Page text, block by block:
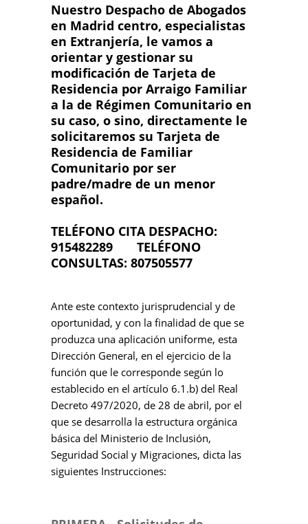
Nuestro Despacho de Abogados
en Madrid centro, especialistas
en Extranjería, le vamos a
orientar y gestionar su
modificación de Tarjeta de
Residencia por Arraigo Familiar
a la de Régimen Comunitario en
su caso, o sino, directamente le
solicitaremos su Tarjeta de
Residencia de Familiar
Comunitario por ser
padre/madre de un menor
español.
TELÉFONO CITA DESPACHO:
915482289 TELÉFONO
CONSULTAS: 807505577
Ante este contexto jurisprudencial y de
oportunidad, y con la finalidad de que se
produzca una aplicación uniforme, esta
Dirección General, en el ejercicio de la
función que le corresponde según lo
establecido en el artículo 6.1.b) del Real
Decreto 497/2020, de 28 de abril, por el
que se desarrolla la estructura orgánica
básica del Ministerio de Inclusión,
Seguridad Social y Migraciones, dicta las
siguientes Instrucciones: